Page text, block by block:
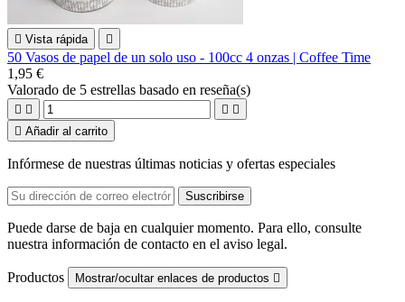
 Vista rápida 
50 Vasos de papel de un solo uso - 100cc 4 onzas | Coffee Time
1,95 €
Valorado de 5 estrellas basado en reseña(s)
   
 Añadir al carrito
Infórmese de nuestras últimas noticias y ofertas especiales
Puede darse de baja en cualquier momento. Para ello, consulte
nuestra información de contacto en el aviso legal.
Productos Mostrar/ocultar enlaces de productos 